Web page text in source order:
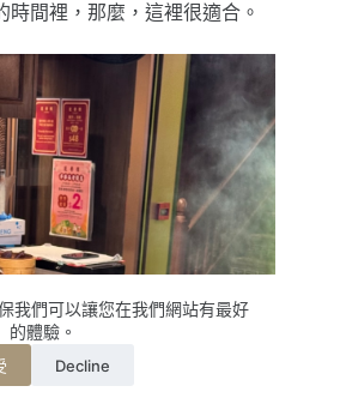
我們可以讓您在我們網站有最好
的體驗。
Decline
時間裡， 那麼，這裡很適合。